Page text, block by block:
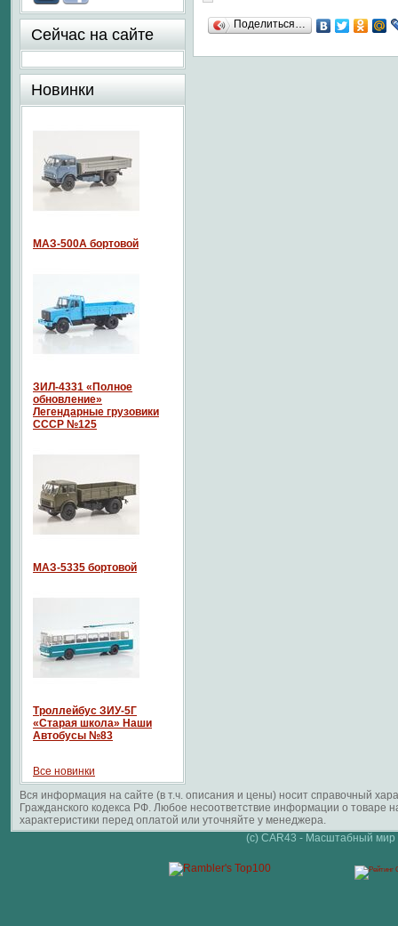
Поделиться…
Сейчас на сайте
Новинки
МАЗ-500А бортовой
ЗИЛ-4331 «Полное
обновление»
Легендарные грузовики
СССР №125
МАЗ-5335 бортовой
Троллейбус ЗИУ-5Г
«Старая школа» Наши
Автобусы №83
Все новинки
Вся информация на сайте (в т.ч. описания и цены) носит справочный
Гражданского кодекса РФ. Любое несоответствие информации о
характеристики перед оплатой или уточняйте у менеджера.
(c) CAR43 - Масштабный мир